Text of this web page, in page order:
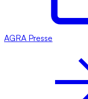
AGRA Presse